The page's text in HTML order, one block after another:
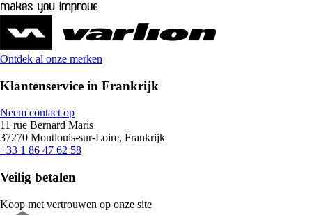
Ontdek al onze merken
Klantenservice in Frankrijk
Neem contact op
11 rue Bernard Maris
37270 Montlouis-sur-Loire, Frankrijk
+33 1 86 47 62 58
Veilig betalen
Koop met vertrouwen op onze site